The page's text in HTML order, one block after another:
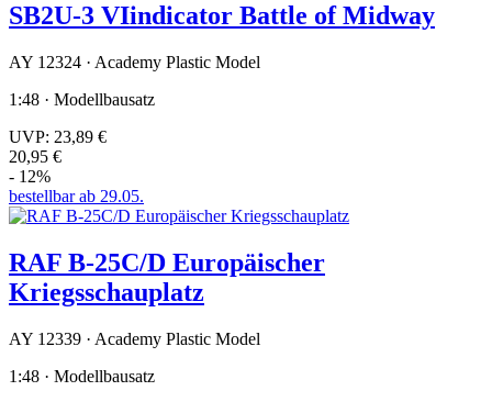
SB2U-3 VIindicator Battle of Midway
AY 12324 · Academy Plastic Model
1:48 · Modellbausatz
UVP: 23,89 €
20,95 €
- 12%
bestellbar ab 29.05.
RAF B-25C/D Europäischer
Kriegsschauplatz
AY 12339 · Academy Plastic Model
1:48 · Modellbausatz